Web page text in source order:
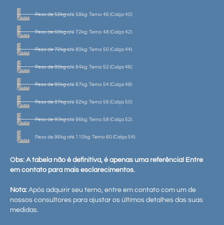
Peso de 52kg até 58kg: Terno 46 (Calça 40)
Peso de 60kg até 72kg: Terno 48 (Calça 42)
Peso de 72kg até 80kg: Terno 50 (Calça 44)
Peso de 80kg até 84kg: Terno 52 (Calça 46)
Peso de 85kg até 87kg: Terno 54 (Calça 48)
Peso de 87kg até 92kg: Terno 56 (Calça 50)
Peso de 93kg até 96kg: Terno 58 (Calça 52)
Peso de 96kg até 110kg: Terno 60 (Calça 54)
Obs: A tabela não é definitiva, é apenas uma referência! Entre
em contato para mais esclarecimentos.
Nota: Após adquirir seu terno, entre em contato com um de
nossos consultores para ajustar os últimos detalhes das suas
medidas.